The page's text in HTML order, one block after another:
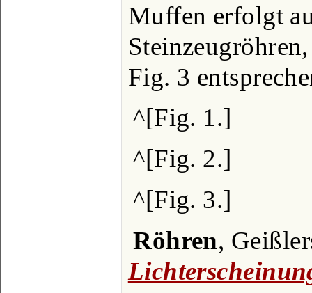
Muffen erfolgt
Fig. 3
^[Fig. 1.]
^[Fig. 2.]
^[Fig. 3.]
Röhren,